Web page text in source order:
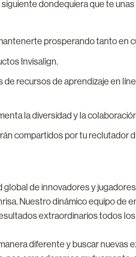
dondequiera que te
prosperando tanto en
Invisalign.
recursos de aprendizaje en
la diversidad y la
compartidos por tu reclutador
global de innovadores y
Nuestro dinámico equipo de
extraordinarios todos los
diferente y buscar nuevas